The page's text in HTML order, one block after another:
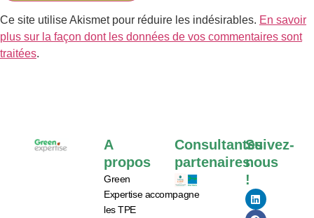
Ce site utilise Akismet pour réduire les indésirables. En savoir
plus sur la façon dont les données de vos commentaires sont
traitées.
A
propos
Green
Expertiseaccompagne
lesTPE
Consultantes
partenaires
Suivez-
nous
!